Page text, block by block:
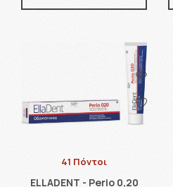
41 Πόντοι
ELLADENT - Perio 0,20